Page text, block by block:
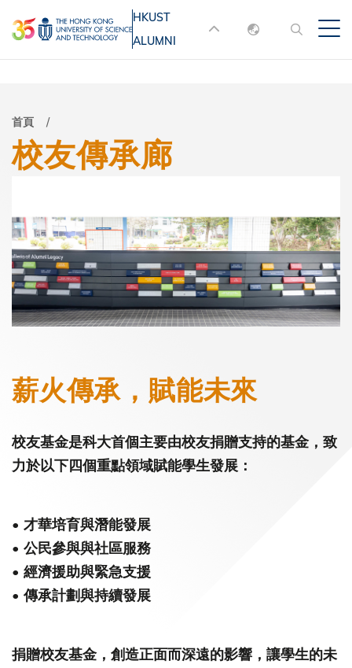
至
主
MORE ABOUT HKUST
UNIVERSITY NEWS
ACADEMIC
MAP & DIRECTIONS
HKUST
ALUMNI
English
導
航
結
首頁
校友傳承廊
薪火傳承，賦能未來
校友基金是科大首個主要由校友捐贈支持的基金，致
力於以下四個重點領域賦能學生發展：
• 才華培育與潛能發展
• 公民參與與社區服務
• 經濟援助與緊急支援
• 傳承計劃與持續發展
捐贈校友基金，創造正面而深遠的影響，讓學生的未